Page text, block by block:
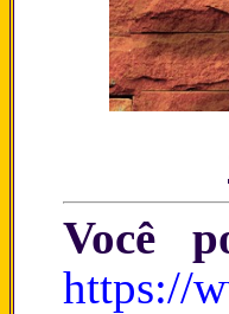
Você
https://